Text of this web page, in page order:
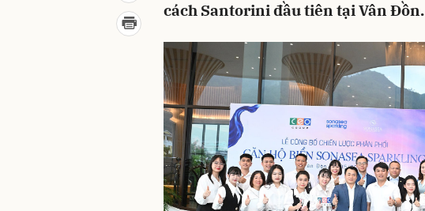
cách Santorini đầu tiên tại Vân Đồn.